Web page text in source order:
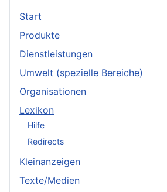
Start
Produkte
Dienstleistungen
Umwelt (spezielle Bereiche)
Organisationen
Lexikon
Hilfe
Redirects
Kleinanzeigen
Texte/Medien